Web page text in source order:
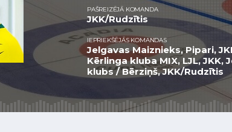
PAŠREIZĒJĀ KOMANDA
JKK/Rudzītis
IEPRIEKŠĒJĀS KOMANDAS
Jelgavas Maiznieks, Pipari,
Kērlinga kluba MIX, LJL, JKK,
klubs / Bērziņš, JKK/Rudzītis